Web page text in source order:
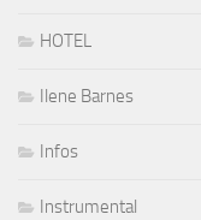
HOTEL
Ilene Barnes
Infos
Instrumental